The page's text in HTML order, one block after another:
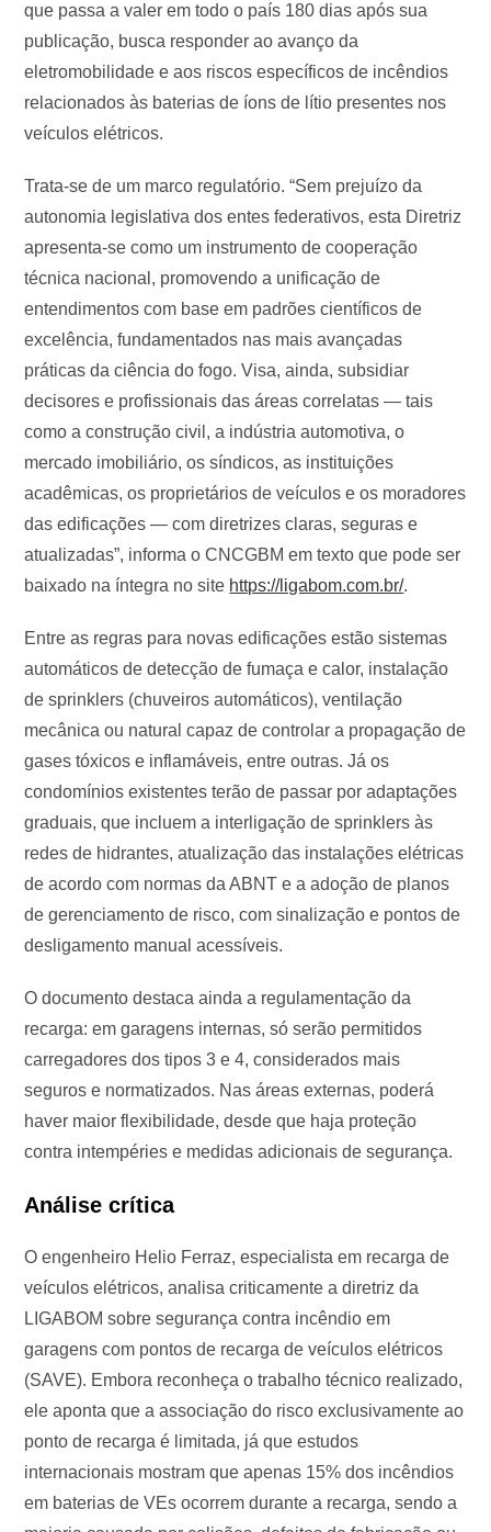
que passa a valer em todo o país 180 dias após sua
publicação, busca responder ao avanço da
eletromobilidade e aos riscos específicos de incêndios
relacionados às baterias de íons de lítio presentes nos
veículos elétricos.
Trata-se de um marco regulatório. “Sem prejuízo da
autonomia legislativa dos entes federativos, esta Diretriz
apresenta-se como um instrumento de cooperação
técnica nacional, promovendo a unificação de
entendimentos com base em padrões científicos de
excelência, fundamentados nas mais avançadas
práticas da ciência do fogo. Visa, ainda, subsidiar
decisores e profissionais das áreas correlatas — tais
como a construção civil, a indústria automotiva, o
mercado imobiliário, os síndicos, as instituições
acadêmicas, os proprietários de veículos e os moradores
das edificações — com diretrizes claras, seguras e
atualizadas”, informa o CNCGBM em texto que pode ser
baixado na íntegra no site https://ligabom.com.br/.
Entre as regras para novas edificações estão sistemas
automáticos de detecção de fumaça e calor, instalação
de sprinklers (chuveiros automáticos), ventilação
mecânica ou natural capaz de controlar a propagação de
gases tóxicos e inflamáveis, entre outras. Já os
condomínios existentes terão de passar por adaptações
graduais, que incluem a interligação de sprinklers às
redes de hidrantes, atualização das instalações elétricas
de acordo com normas da ABNT e a adoção de planos
de gerenciamento de risco, com sinalização e pontos de
desligamento manual acessíveis.
O documento destaca ainda a regulamentação da
recarga: em garagens internas, só serão permitidos
carregadores dos tipos 3 e 4, considerados mais
seguros e normatizados. Nas áreas externas, poderá
haver maior flexibilidade, desde que haja proteção
contra intempéries e medidas adicionais de segurança.
Análise crítica
O engenheiro Helio Ferraz, especialista em recarga de
veículos elétricos, analisa criticamente a diretriz da
LIGABOM sobre segurança contra incêndio em
garagens com pontos de recarga de veículos elétricos
(SAVE). Embora reconheça o trabalho técnico realizado,
ele aponta que a associação do risco exclusivamente ao
ponto de recarga é limitada, já que estudos
internacionais mostram que apenas 15% dos incêndios
em baterias de VEs ocorrem durante a recarga, sendo a